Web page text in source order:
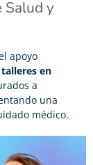
Salud y
apoyo
en
a
una
médico.